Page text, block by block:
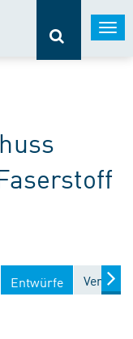
Entwürfe